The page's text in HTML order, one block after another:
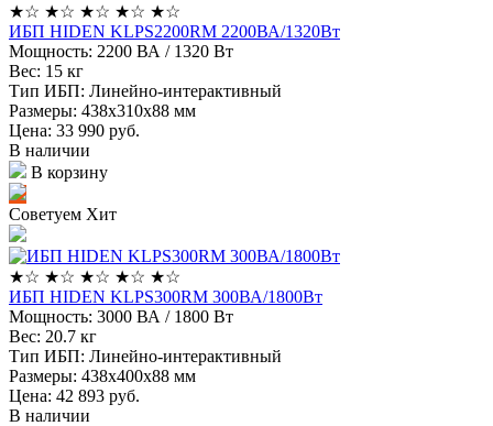
★☆ ★☆ ★☆ ★☆ ★☆
ИБП HIDEN KLPS2200RM 2200ВА/1320Вт
Мощность: 2200 ВА / 1320 Вт
Вес: 15 кг
Тип ИБП: Линейно-интерактивный
Размеры: 438x310х88 мм
Цена: 33 990 руб.
В наличии
В корзину
Советуем Хит
★☆ ★☆ ★☆ ★☆ ★☆
ИБП HIDEN KLPS300RM 300ВА/1800Вт
Мощность: 3000 ВА / 1800 Вт
Вес: 20.7 кг
Тип ИБП: Линейно-интерактивный
Размеры: 438x400х88 мм
Цена: 42 893 руб.
В наличии